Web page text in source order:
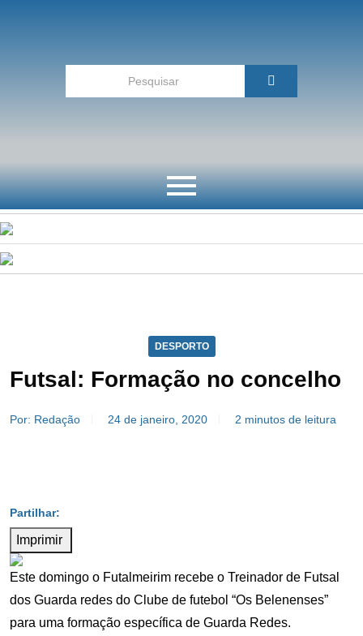
DESPORTO
Futsal: Formação no concelho
Por: Redação 24 de janeiro, 2020 2 minutos de leitura
Imprimir
Este domingo o Futalmeirim recebe o Treinador de Futsal
dos Guarda redes do Clube de futebol “Os Belenenses”
para uma formação específica de Guarda Redes.